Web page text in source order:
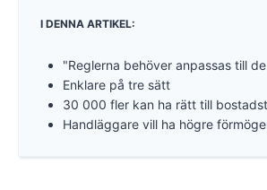
I DENNA ARTIKEL:
"Reglerna behöver anpassas till
Enklare på tre sätt
30 000 fler kan ha rätt till
Handläggare vill ha högre